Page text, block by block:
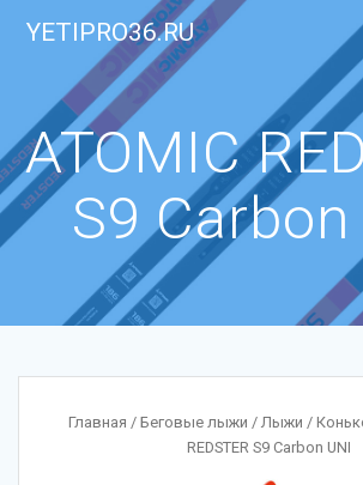
content
YETIPRO36.RU
ATOMIC
S9
Главная / Беговые лыжи / Лыжи /
REDSTER S9 Carbon UNI